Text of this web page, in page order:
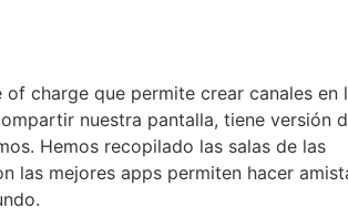
charge que permite crear canales en
nuestra pantalla, tiene versión
Hemos recopilado las salas de las
las mejores apps permiten hacer